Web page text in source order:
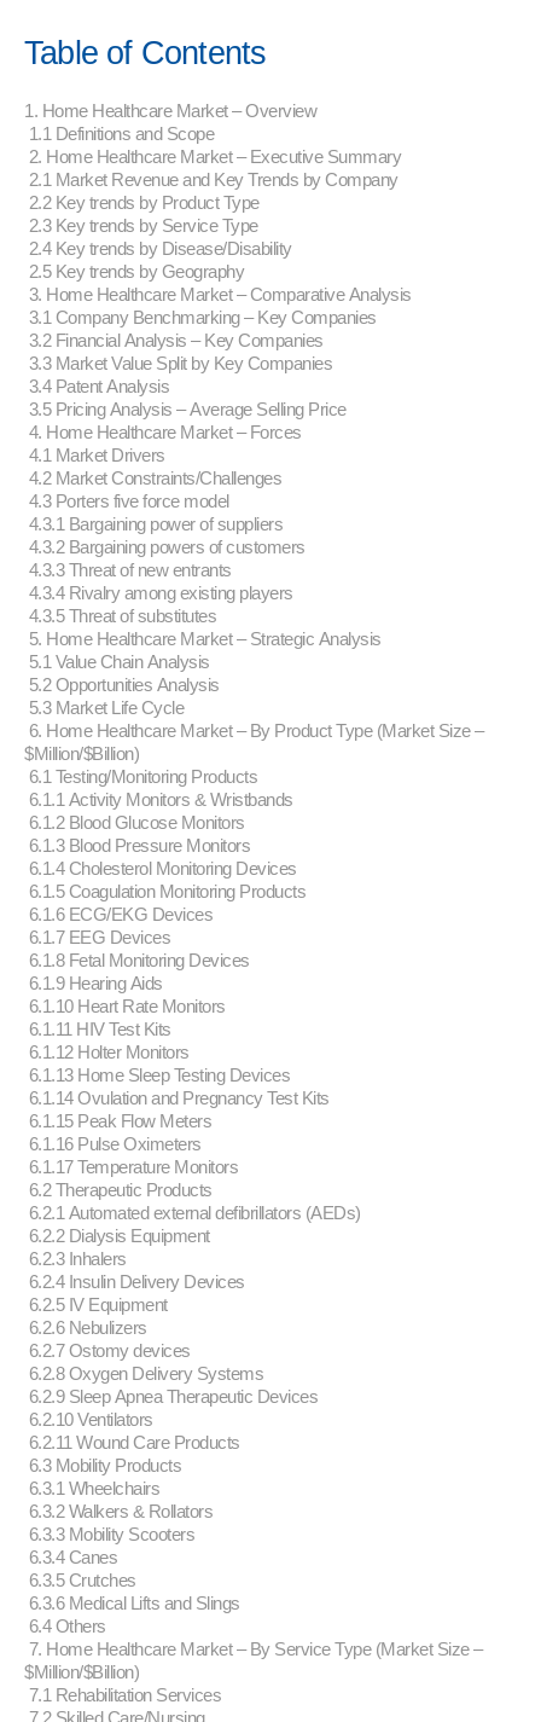
Table of Contents
1. Home Healthcare Market – Overview
1.1 Definitions and Scope
2. Home Healthcare Market – Executive Summary
2.1 Market Revenue and Key Trends by Company
2.2 Key trends by Product Type
2.3 Key trends by Service Type
2.4 Key trends by Disease/Disability
2.5 Key trends by Geography
3. Home Healthcare Market – Comparative Analysis
3.1 Company Benchmarking – Key Companies
3.2 Financial Analysis – Key Companies
3.3 Market Value Split by Key Companies
3.4 Patent Analysis
3.5 Pricing Analysis – Average Selling Price
4. Home Healthcare Market – Forces
4.1 Market Drivers
4.2 Market Constraints/Challenges
4.3 Porters five force model
4.3.1 Bargaining power of suppliers
4.3.2 Bargaining powers of customers
4.3.3 Threat of new entrants
4.3.4 Rivalry among existing players
4.3.5 Threat of substitutes
5. Home Healthcare Market – Strategic Analysis
5.1 Value Chain Analysis
5.2 Opportunities Analysis
5.3 Market Life Cycle
6. Home Healthcare Market – By Product Type (Market Size –
$Million/$Billion)
6.1 Testing/Monitoring Products
6.1.1 Activity Monitors & Wristbands
6.1.2 Blood Glucose Monitors
6.1.3 Blood Pressure Monitors
6.1.4 Cholesterol Monitoring Devices
6.1.5 Coagulation Monitoring Products
6.1.6 ECG/EKG Devices
6.1.7 EEG Devices
6.1.8 Fetal Monitoring Devices
6.1.9 Hearing Aids
6.1.10 Heart Rate Monitors
6.1.11 HIV Test Kits
6.1.12 Holter Monitors
6.1.13 Home Sleep Testing Devices
6.1.14 Ovulation and Pregnancy Test Kits
6.1.15 Peak Flow Meters
6.1.16 Pulse Oximeters
6.1.17 Temperature Monitors
6.2 Therapeutic Products
6.2.1 Automated external defibrillators (AEDs)
6.2.2 Dialysis Equipment
6.2.3 Inhalers
6.2.4 Insulin Delivery Devices
6.2.5 IV Equipment
6.2.6 Nebulizers
6.2.7 Ostomy devices
6.2.8 Oxygen Delivery Systems
6.2.9 Sleep Apnea Therapeutic Devices
6.2.10 Ventilators
6.2.11 Wound Care Products
6.3 Mobility Products
6.3.1 Wheelchairs
6.3.2 Walkers & Rollators
6.3.3 Mobility Scooters
6.3.4 Canes
6.3.5 Crutches
6.3.6 Medical Lifts and Slings
6.4 Others
7. Home Healthcare Market – By Service Type (Market Size –
$Million/$Billion)
7.1 Rehabilitation Services